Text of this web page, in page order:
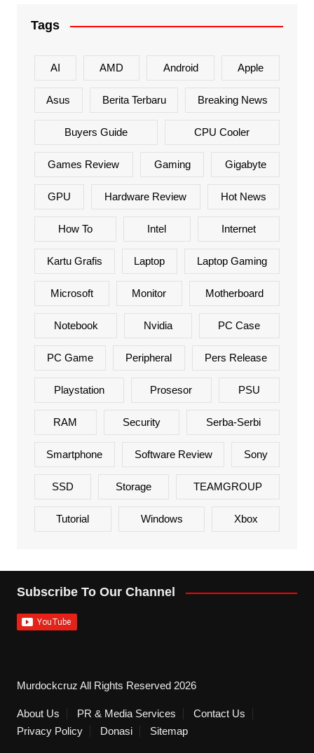
Tags
AI AMD Android Apple
Asus Berita Terbaru Breaking News
Buyers Guide CPU Cooler
Games Review Gaming Gigabyte
GPU Hardware Review Hot News
How To Intel Internet
Kartu Grafis Laptop Laptop Gaming
Microsoft Monitor Motherboard
Notebook Nvidia PC Case
PC Game Peripheral Pers Release
Playstation Prosesor PSU
RAM Security Serba-Serbi
Smartphone Software Review Sony
SSD Storage TEAMGROUP
Tutorial Windows Xbox
Subscribe To Our Channel
Murdockcruz All Rights Reserved 2026
About Us PR & Media Services
Contact Us
Privacy Policy
Donasi Sitemap